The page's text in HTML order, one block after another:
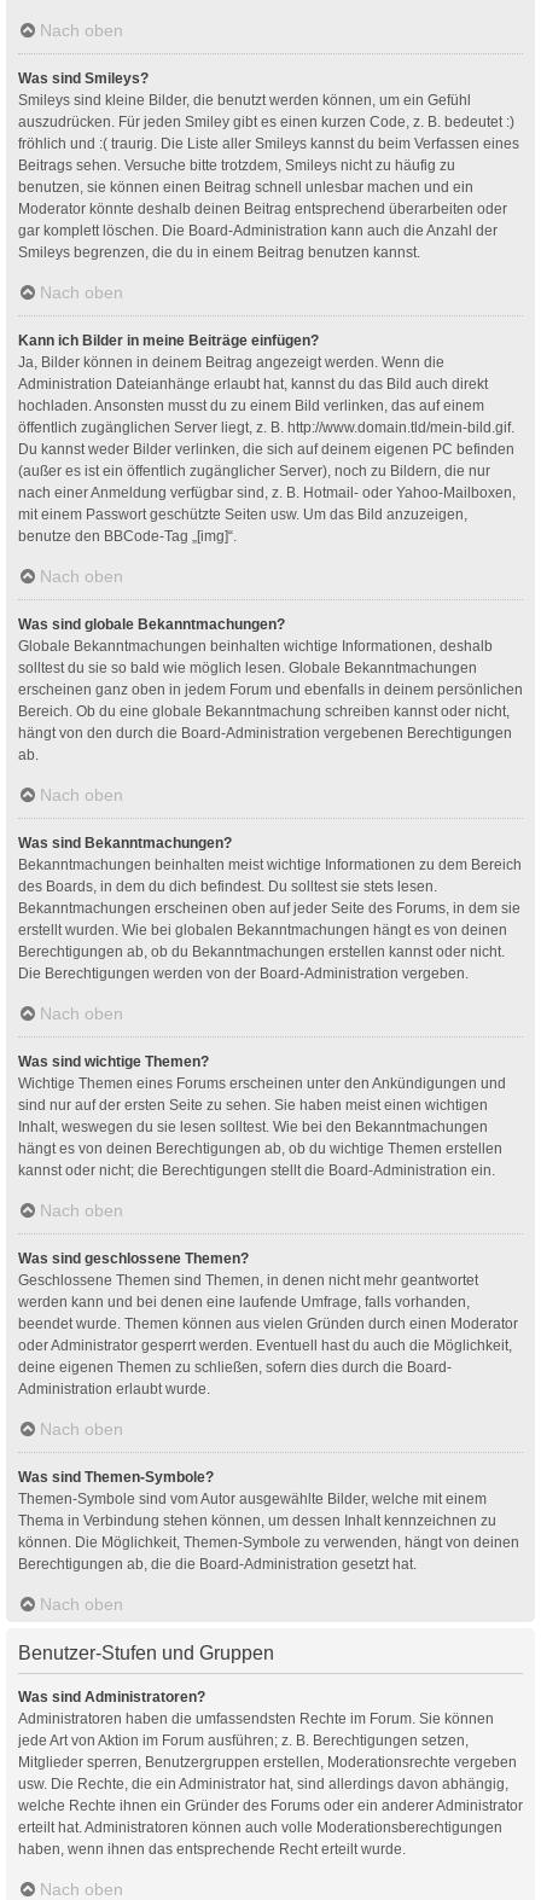
Nach oben
Was sind Smileys?
Smileys sind kleine Bilder, die benutzt werden können, um ein Gefühl
auszudrücken. Für jeden Smiley gibt es einen kurzen Code, z. B. bedeutet :)
fröhlich und :( traurig. Die Liste aller Smileys kannst du beim Verfassen eines
Beitrags sehen. Versuche bitte trotzdem, Smileys nicht zu häufig zu
benutzen, sie können einen Beitrag schnell unlesbar machen und ein
Moderator könnte deshalb deinen Beitrag entsprechend überarbeiten oder
gar komplett löschen. Die Board-Administration kann auch die Anzahl der
Smileys begrenzen, die du in einem Beitrag benutzen kannst.
Nach oben
Kann ich Bilder in meine Beiträge einfügen?
Ja, Bilder können in deinem Beitrag angezeigt werden. Wenn die
Administration Dateianhänge erlaubt hat, kannst du das Bild auch direkt
hochladen. Ansonsten musst du zu einem Bild verlinken, das auf einem
öffentlich zugänglichen Server liegt, z. B. http://www.domain.tld/mein-bild.gif.
Du kannst weder Bilder verlinken, die sich auf deinem eigenen PC befinden
(außer es ist ein öffentlich zugänglicher Server), noch zu Bildern, die nur
nach einer Anmeldung verfügbar sind, z. B. Hotmail- oder Yahoo-Mailboxen,
mit einem Passwort geschützte Seiten usw. Um das Bild anzuzeigen,
benutze den BBCode-Tag „[img]“.
Nach oben
Was sind globale Bekanntmachungen?
Globale Bekanntmachungen beinhalten wichtige Informationen, deshalb
solltest du sie so bald wie möglich lesen. Globale Bekanntmachungen
erscheinen ganz oben in jedem Forum und ebenfalls in deinem persönlichen
Bereich. Ob du eine globale Bekanntmachung schreiben kannst oder nicht,
hängt von den durch die Board-Administration vergebenen Berechtigungen
ab.
Nach oben
Was sind Bekanntmachungen?
Bekanntmachungen beinhalten meist wichtige Informationen zu dem Bereich
des Boards, in dem du dich befindest. Du solltest sie stets lesen.
Bekanntmachungen erscheinen oben auf jeder Seite des Forums, in dem sie
erstellt wurden. Wie bei globalen Bekanntmachungen hängt es von deinen
Berechtigungen ab, ob du Bekanntmachungen erstellen kannst oder nicht.
Die Berechtigungen werden von der Board-Administration vergeben.
Nach oben
Was sind wichtige Themen?
Wichtige Themen eines Forums erscheinen unter den Ankündigungen und
sind nur auf der ersten Seite zu sehen. Sie haben meist einen wichtigen
Inhalt, weswegen du sie lesen solltest. Wie bei den Bekanntmachungen
hängt es von deinen Berechtigungen ab, ob du wichtige Themen erstellen
kannst oder nicht; die Berechtigungen stellt die Board-Administration ein.
Nach oben
Was sind geschlossene Themen?
Geschlossene Themen sind Themen, in denen nicht mehr geantwortet
werden kann und bei denen eine laufende Umfrage, falls vorhanden,
beendet wurde. Themen können aus vielen Gründen durch einen Moderator
oder Administrator gesperrt werden. Eventuell hast du auch die Möglichkeit,
deine eigenen Themen zu schließen, sofern dies durch die Board-
Administration erlaubt wurde.
Nach oben
Was sind Themen-Symbole?
Themen-Symbole sind vom Autor ausgewählte Bilder, welche mit einem
Thema in Verbindung stehen können, um dessen Inhalt kennzeichnen zu
können. Die Möglichkeit, Themen-Symbole zu verwenden, hängt von deinen
Berechtigungen ab, die die Board-Administration gesetzt hat.
Nach oben
Benutzer-Stufen und Gruppen
Was sind Administratoren?
Administratoren haben die umfassendsten Rechte im Forum. Sie können
jede Art von Aktion im Forum ausführen; z. B. Berechtigungen setzen,
Mitglieder sperren, Benutzergruppen erstellen, Moderationsrechte vergeben
usw. Die Rechte, die ein Administrator hat, sind allerdings davon abhängig,
welche Rechte ihnen ein Gründer des Forums oder ein anderer Administrator
erteilt hat. Administratoren können auch volle Moderationsberechtigungen
haben, wenn ihnen das entsprechende Recht erteilt wurde.
Nach oben